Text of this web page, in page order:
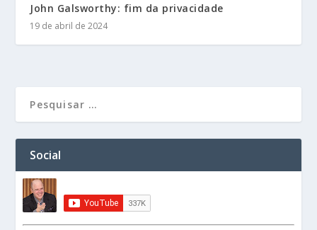
John Galsworthy: fim da privacidade
19 de abril de 2024
Social